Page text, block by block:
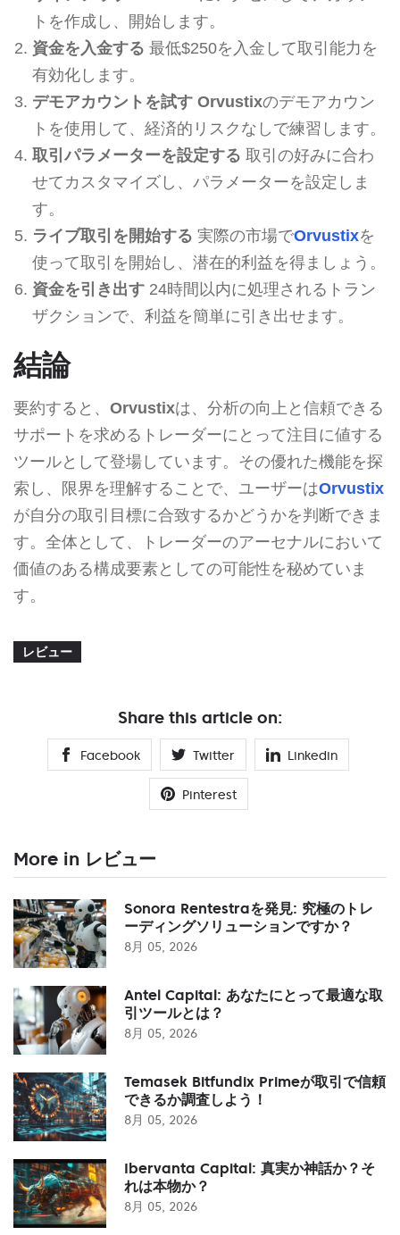
トを作成し、開始します。
資金を入金する 最低$250を入金して取引能力を
有効化します。
デモアカウントを試す Orvustixのデモアカウン
トを使用して、経済的リスクなしで練習します。
取引パラメーターを設定する 取引の好みに合わ
せてカスタマイズし、パラメーターを設定しま
す。
ライブ取引を開始する 実際の市場でOrvustixを
使って取引を開始し、潜在的利益を得ましょう。
資金を引き出す24時間以内に処理されるトラン
ザクションで、利益を簡単に引き出せます。
結論
要約すると、 Orvustixは、分析の向上と信頼できる
サポートを求めるトレーダーにとって注目に値する
ツールとして登場しています。その優れた機能を探
索し、限界を理解することで、ユーザーはOrvustix
が自分の取引目標に合致するかどうかを判断できま
す。全体として、トレーダーのアーセナルにおいて
価値のある構成要素としての可能性を秘めていま
す。
レビュー
Share this article on:
Facebook Twitter Linkedin
Pinterest
More in レビュー
Sonora Rentestraを発見: 究極のトレ
ーディングソリューションですか？
8月 05, 2026
Antel Capital: あなたにとって最適な取
引ツールとは？
8月 05, 2026
Temasek Bitfundix Primeが取引で信頼
できるか調査しよう！
8月 05, 2026
Ibervanta Capital: 真実か神話か？そ
れは本物か？
8月 05, 2026